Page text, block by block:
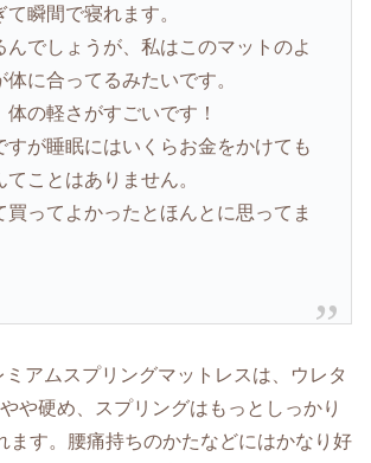
瞬間で寝れます。
んでしょうが、私はこのマットのよ
体に合ってるみたいです。
の軽さがすごいです！
すが睡眠にはいくらお金をかけても
ことはありません。
買ってよかったとほんとに思ってま
アムスプリングマットレスは、ウレタ
や硬め、スプリングはもっとしっかり
ます。腰痛持ちのかたなどにはかなり好